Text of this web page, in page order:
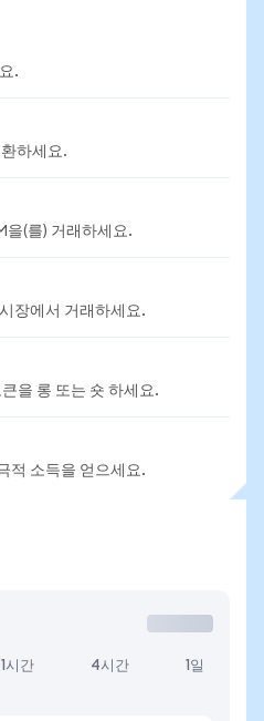
.
하세요.
을(를) 거래하세요.
장에서 거래하세요.
을 롱 또는 숏 하세요.
적 소득을 얻으세요.
1시간 4시간 1일